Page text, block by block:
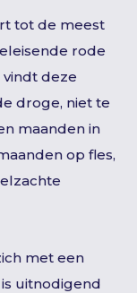
tot de meest
rode
vindt deze
droge, niet te
maanden in
op fles,
met een
uitnodigend